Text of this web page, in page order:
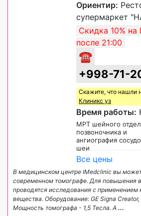
Ориентир:
супермаркет
Скидка 10%
после 21:00
☎
+998-71-
Скажите, что нашли
Клиникс уз
Время работы:
МРТ шейного
позвоночника и
ангиография
шеи
Все цены
В медицинском центре IMedclinic вы
современном томографе. Для повышения
проводятся исследования с применением
вещества. Оборудование: GE Signa
Мощность томографа - 1,5 Тесла. А ...